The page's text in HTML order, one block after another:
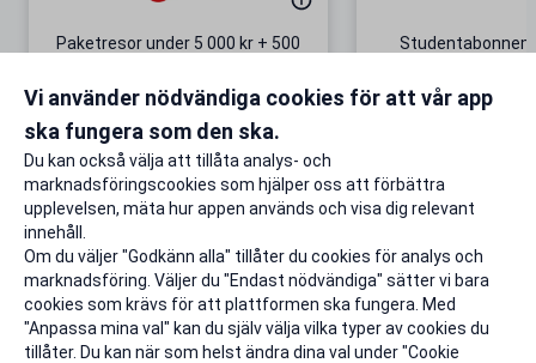
Paketresor under 5 000 kr + 500
Gäller även på redan prissänkta
Till rabatten
+ 20 GB
Vi använder nödvändiga cookies för att vår app
ska fungera som den ska.
Du kan också välja att tillåta analys- och
marknadsföringscookies som hjälper oss att förbättra
upplevelsen, mäta hur appen används och visa dig relevant
innehåll.
Om du väljer "Godkänn alla" tillåter du cookies för analys och
marknadsföring. Väljer du "Endast nödvändiga" sätter vi bara
cookies som krävs för att plattformen ska fungera. Med
"Anpassa mina val" kan du själv välja vilka typer av cookies du
tillåter. Du kan när som helst ändra dina val under "Cookie